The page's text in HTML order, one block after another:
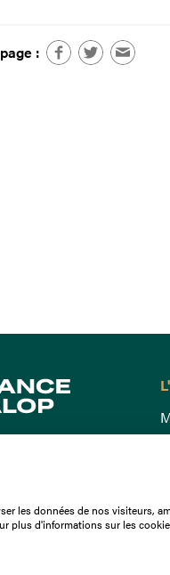
:
les données de nos visiteurs,
plus d'informations sur les